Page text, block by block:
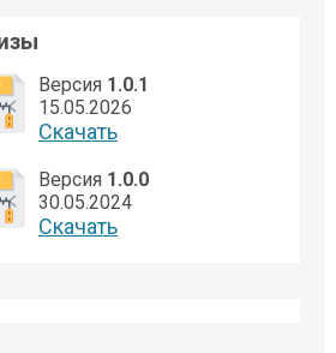
Версия 1.0.1
15.05.2026
Cкачать
Версия 1.0.0
30.05.2024
Cкачать